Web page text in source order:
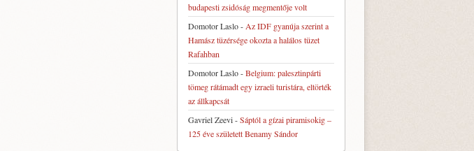
budapesti zsidóság megmentője volt
Domotor Laslo- Az IDF gyanúja szerint a
Hamász tüzérsége okozta a halálos tüzet
Rafahban
Domotor Laslo-Belgium: palesztinpárti
tömeg rátámadt egy izraeli turistára, eltörték
az állkapcsát
Gavriel Zeevi-Sáptól a gízai piramisokig –
125 éve született Benamy Sándor